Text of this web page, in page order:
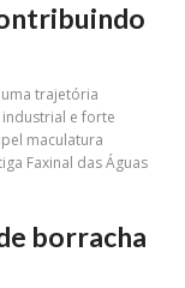
trajetória
e forte
maculatura
Faxinal das Águas
borracha